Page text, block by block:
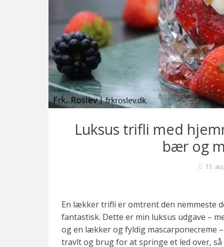
a
i
l
s
o
g
Luksus trifli med
bær og
11.
En lækker trifli er omtrent den nemmeste
fantastisk. Dette er min luksus udgave –
og en lækker og fyldig mascarponecreme
travlt og brug for at springe et led over, så